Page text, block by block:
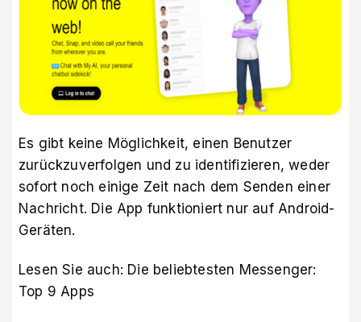
Es gibt keine Möglichkeit, einen Benutzer
zurückzuverfolgen und zu identifizieren, weder
sofort noch einige Zeit nach dem Senden einer
Nachricht. Die App funktioniert nur auf Android-
Geräten.
Lesen Sie auch: Die beliebtesten Messenger:
Top 9 Apps